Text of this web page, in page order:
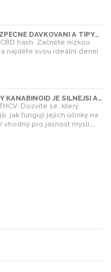
DÁVKOVÁNÍ A TIPY
hash. Začněte nízkou
najděte svou ideální denní
KANABINOID JE SILNĚJŠÍ A
Dozvíte se, který
jak fungují jejich účinky na
vhodný pro jasnost mysli,